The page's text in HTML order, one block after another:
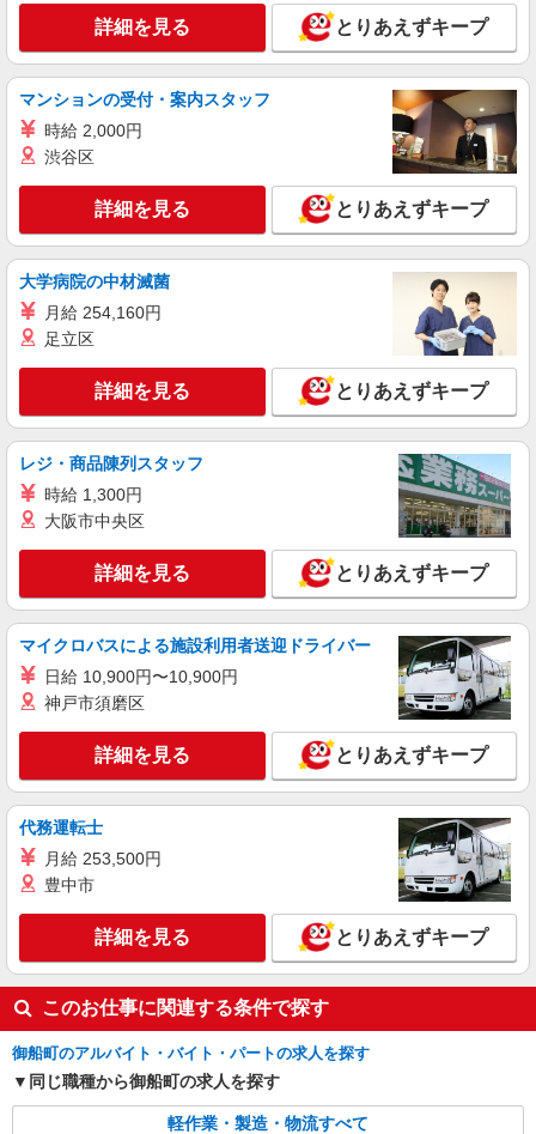
詳細を見る とりあえずキープ
マンションの受付・案内スタッフ
時給 2,000円
渋谷区
詳細を見る とりあえずキープ
大学病院の中材滅菌
月給 254,160円
足立区
詳細を見る とりあえずキープ
レジ・商品陳列スタッフ
時給 1,300円
大阪市中央区
詳細を見る とりあえずキープ
マイクロバスによる施設利用者送迎ドライバー
日給 10,900円〜10,900円
神戸市須磨区
詳細を見る とりあえずキープ
代務運転士
月給 253,500円
豊中市
詳細を見る とりあえずキープ
このお仕事に関連する条件で探す
御船町のアルバイト・バイト・パートの求人を探す
同じ職種から御船町の求人を探す
軽作業・製造・物流すべて